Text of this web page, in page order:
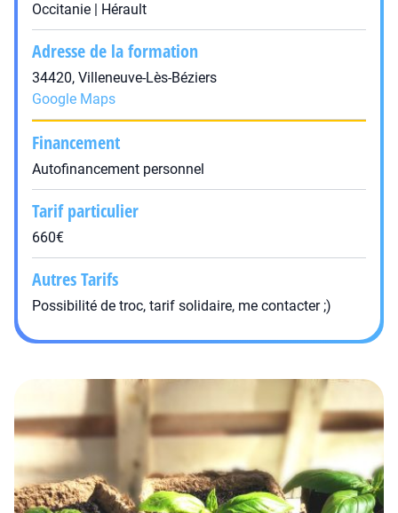
Occitanie | Hérault
Adresse de la formation
34420, Villeneuve-Lès-Béziers
Google Maps
Financement
Autofinancement personnel
Tarif particulier
660€
Autres Tarifs
Possibilité de troc, tarif solidaire, me contacter ;)